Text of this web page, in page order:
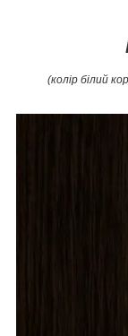
(колір білий